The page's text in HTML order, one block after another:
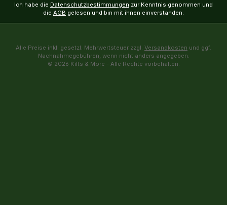
Ich habe die Datenschutzbestimmungen zur Kenntnis genommen und
die AGB gelesen und bin mit ihnen einverstanden.
Alle Preise inkl. gesetzl. Mehrwertsteuer zzgl. Versandkosten und ggf.
Nachnahmegebühren, wenn nicht anders angegeben.
© 2026 Kilts & More - Alle Rechte vorbehalten.